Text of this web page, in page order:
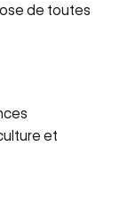
de toutes
et